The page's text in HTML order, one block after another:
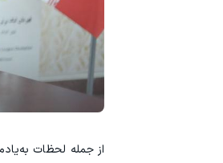
از جمله لحظات